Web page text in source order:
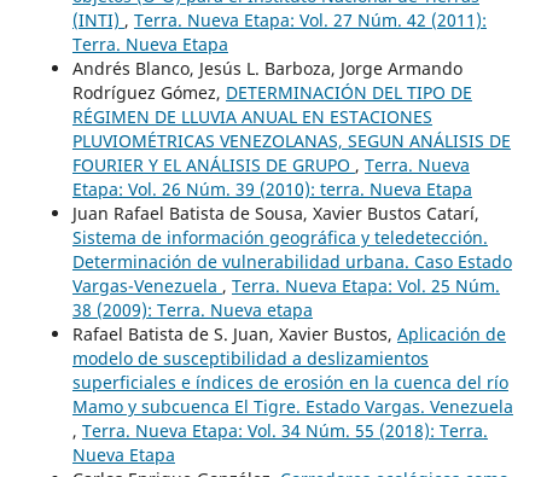
(INTI) , Terra. Nueva Etapa: Vol. 27 Núm. 42 (2011):
Terra. Nueva Etapa
Andrés Blanco, Jesús L. Barboza, Jorge Armando
Rodríguez Gómez, DETERMINACIÓN DEL TIPO DE
RÉGIMEN DE LLUVIA ANUAL EN ESTACIONES
PLUVIOMÉTRICAS VENEZOLANAS, SEGUN ANÁLISIS DE
FOURIER Y EL ANÁLISIS DE GRUPO , Terra. Nueva
Etapa: Vol. 26 Núm. 39 (2010): terra. Nueva Etapa
Juan Rafael Batista de Sousa, Xavier Bustos Catarí,
Sistema de información geográfica y teledetección.
Determinación de vulnerabilidad urbana. Caso Estado
Vargas-Venezuela , Terra. Nueva Etapa: Vol. 25 Núm.
38 (2009): Terra. Nueva etapa
Rafael Batista de S. Juan, Xavier Bustos, Aplicación de
modelo de susceptibilidad a deslizamientos
superficiales e índices de erosión en la cuenca del río
Mamo y subcuenca El Tigre. Estado Vargas. Venezuela
, Terra. Nueva Etapa: Vol. 34 Núm. 55 (2018): Terra.
Nueva Etapa